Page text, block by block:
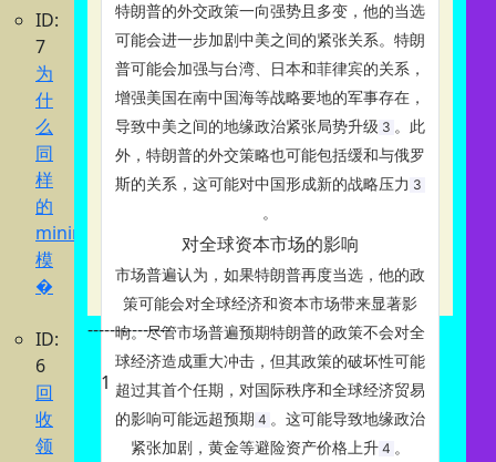
ID:
7
为
什
么
同
样
的
minimax
模
�
ID:
6
回
收
领
特朗普的外交政策一向强势且多变，他的当选
可能会进一步加剧中美之间的紧张关系。特朗
普可能会加强与台湾、日本和菲律宾的关系，
增强美国在南中国海等战略要地的军事存在，
导致中美之间的地缘政治紧张局势升级‌ 3 。此
外，特朗普的外交策略也可能包括缓和与俄罗
斯的关系，这可能对中国形成新的战略压力‌ 3
。
对全球资本市场的影响
市场普遍认为，如果特朗普再度当选，他的政
策可能会对全球经济和资本市场带来显著影
响。尽管市场普遍预期特朗普的政策不会对全
球经济造成重大冲击，但其政策的破坏性可能
超过其首个任期，对国际秩序和全球经济贸易
的影响可能远超预期‌ 4 。这可能导致地缘政治
紧张加剧，黄金等避险资产价格上升‌ 4 。
---------------
1